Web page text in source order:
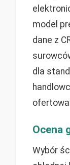
model
dane z
dla
Ocena
Wybór